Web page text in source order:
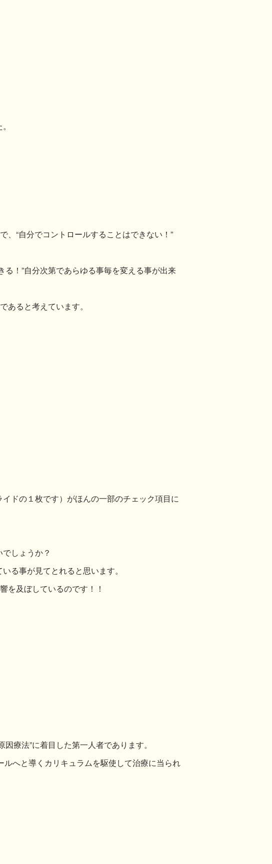
、“自分でコントロールすることはできない！”
！”自分次第であらゆる事毎を変える事が出来
あると考えています。
ドの１枚です）がほんの一部のチェック項目に
しょうか？
る事が見てとれると思います。
を及ぼしているのです！！
療法”に着目した第一人者であります。
へと導くカリキュラムを駆使して治療に当られ